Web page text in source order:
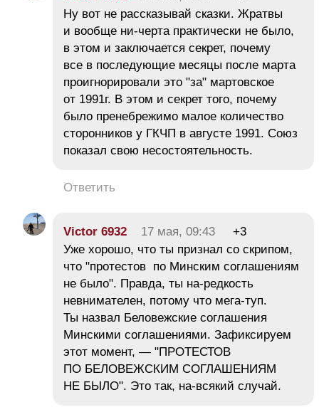
Ну вот не рассказывай сказки. Жратвы
и вообще ни-черта практически не было,
в этом и заключается секрет, почему
все в последующие месяцы после марта
проигнорировали это "за" мартовское
от 1991г. В этом и секрет того, почему
было пренебрежимо малое количество
сторонников у ГКЧП в августе 1991. Союз
показал свою несостоятельность.
Ответить
Victor 6932 17 мая, 09:43
+3
Уже хорошо, что ты признал со скрипом,
что "протестов по Минским соглашениям
не было". Правда, ты на-редкость
невнимателен, потому что мега-туп.
Ты назвал Беловежские соглашения
Минскими соглашениями. Зафиксируем
этот момент, — "ПРОТЕСТОВ
ПО БЕЛОВЕЖСКИМ СОГЛАШЕНИЯМ
НЕ БЫЛО". Это так, на-всякий случай.